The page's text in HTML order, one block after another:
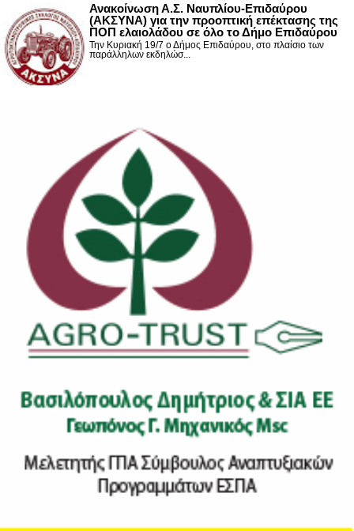
Ανακοίνωση Α.Σ. Ναυπλίου-Επιδαύρου
(ΑΚΣΥΝΑ) για την προοπτική επέκτασης της
ΠΟΠ ελαιολάδου σε όλο το Δήμο Επιδαύρου
Την Κυριακή 19/7 ο Δήμος Επιδαύρου, στο πλαίσιο των
παράλληλων εκδηλώσ...